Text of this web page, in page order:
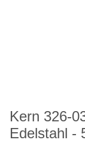
Kern 326-
Edelstahl -